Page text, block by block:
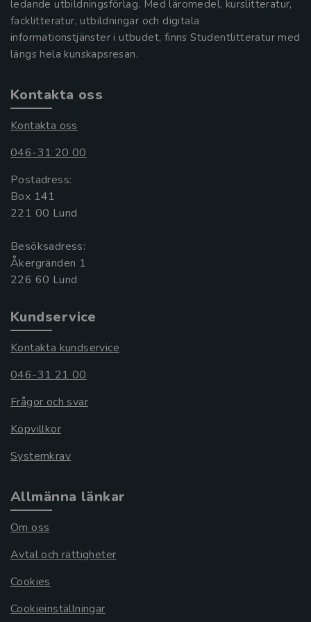
ledande utbildningsförlag. Med läromedel, kurslitteratur,
facklitteratur, utbildningar och digitala
informationstjänster i utbudet, finns Studentlitteratur med
längs hela kunskapsresan.
Kontakta oss
Kontakta oss
046-31 20 00
Postadress:
Box 141
221 00 Lund
Besöksadress:
Åkergränden 1
Kundservice
Kontakta kundservice
046-31 21 00
Frågor och svar
Köpvillkor
Systemkrav
Allmänna länkar
Om oss
Avtal och rättigheter
Cookies
Cookieinställningar